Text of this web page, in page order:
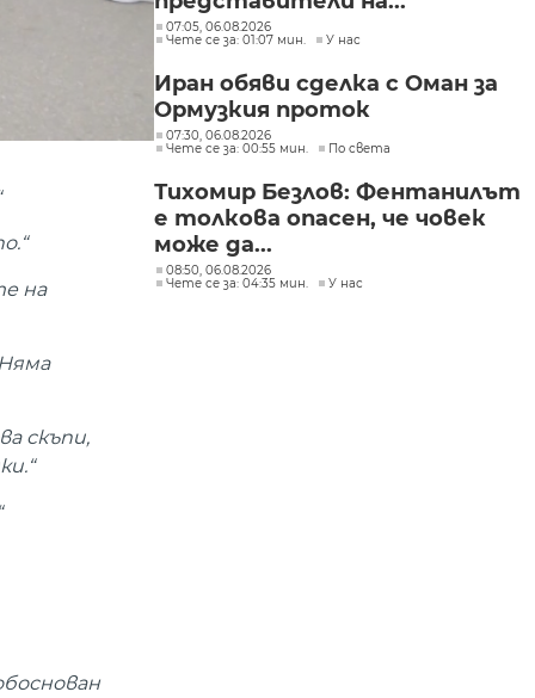
на
скъпи,
07:05, 06.08.2026
Чете се за: 01:07 мин.
У нас
Иран обяви сделка с Оман за
Ормузкия проток
07:30, 06.08.2026
Чете се за: 00:55 мин.
По света
Тихомир Безлов: Фентанилът
е толкова опасен, че човек
може да...
08:50, 06.08.2026
Чете се за: 04:35 мин.
У нас